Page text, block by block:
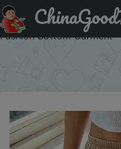
Купить: Women's satin
Comfortable and Casual
Fashion Bottom Garment